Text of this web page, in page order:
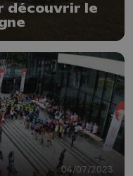
découvrir le
04/07/2023